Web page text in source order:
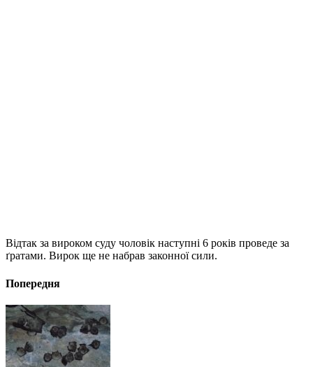
Відтак за вироком суду чоловік наступні 6 років проведе за
ґратами. Вирок ще не набрав законної сили.
Попередня